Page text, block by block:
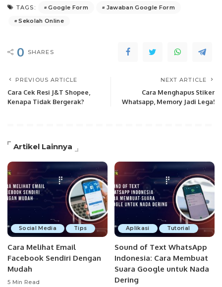
TAGS: Google Form
Jawaban Google Form
Sekolah Online
0 SHARES
PREVIOUS ARTICLE
Cara Cek Resi J&T Shopee,
Kenapa Tidak Bergerak?
NEXT ARTICLE
Cara Menghapus Stiker
Whatsapp, Memory Jadi Lega!
Artikel Lainnya
Social Media Tips
Cara Melihat Email
Facebook Sendiri Dengan
Mudah
5 Min Read
Aplikasi Tutorial
Sound of Text WhatsApp
Indonesia: Cara Membuat
Suara Google untuk Nada
Dering